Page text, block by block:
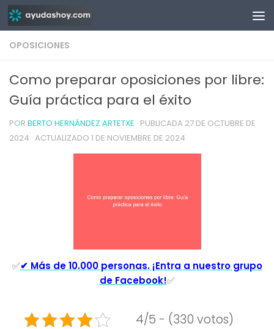
Saltar al contenido
OPOSICIONES
Como preparar oposiciones por libre:
Guía práctica para el éxito
POR BERTO HERNÁNDEZ ARTETXE · PUBLICADA 27 DE OCTUBRE DE
2024 · ACTUALIZADO 1 DE NOVIEMBRE DE 2024
✅✔ Más de 10.000 personas. ¡Entra a nuestro grupo
de Facebook!✅
4/5 - (330 votos)